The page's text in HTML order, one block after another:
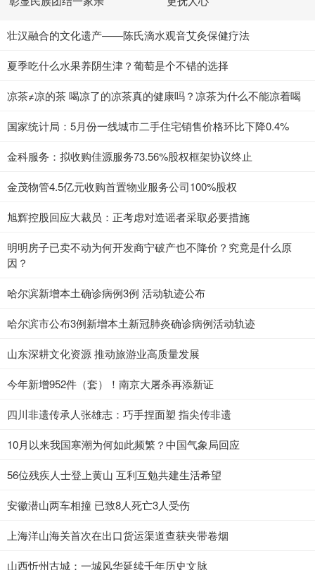
壮汉融合的文化遗产——陈氏滴水观音艾灸保健疗法
夏季吃什么水果养阴生津？葡萄是个不错的选择
凉茶≠凉的茶 喝凉了的凉茶真的健康吗？凉茶为什么不能凉着喝
国家统计局：5月份一线城市二手住宅销售价格环比下降0.4%
金科服务：拟收购佳源服务73.56%股权框架协议终止
金茂物管4.5亿元收购首置物业服务公司100%股权
旭辉控股回应大裁员：正考虑对造谣者采取必要措施
明明房子已卖不动为何开发商宁破产也不降价？究竟是什么原
因？
哈尔滨新增本土确诊病例3例 活动轨迹公布
哈尔滨市公布3例新增本土新冠肺炎确诊病例活动轨迹
山东深耕文化资源 推动旅游业高质量发展
今年新增952件（套）！南京大屠杀再添新证
四川非遗传承人张雄志：巧手捏面塑 指尖传非遗
10月以来我国寒潮为何如此频繁？中国气象局回应
56位残疾人士登上黄山 互利互勉共建生活希望
安徽潜山两车相撞 已致8人死亡3人受伤
上海洋山海关首次在出口货运渠道查获夹带卷烟
山西忻州古城：一城风华延续千年历史文脉